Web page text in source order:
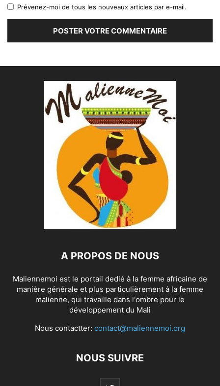
Prévenez-moi de tous les nouveaux articles par e-mail.
A PROPOS DE NOUS
Maliennemoi est le portail dedié à la femme africaine de
manière générale et plus particulièrement à la femme
malienne, qui travaille dans l'ombre pour le
développement du Mali
Nous contactter: contact@maliennemoi.org
NOUS SUIVRE